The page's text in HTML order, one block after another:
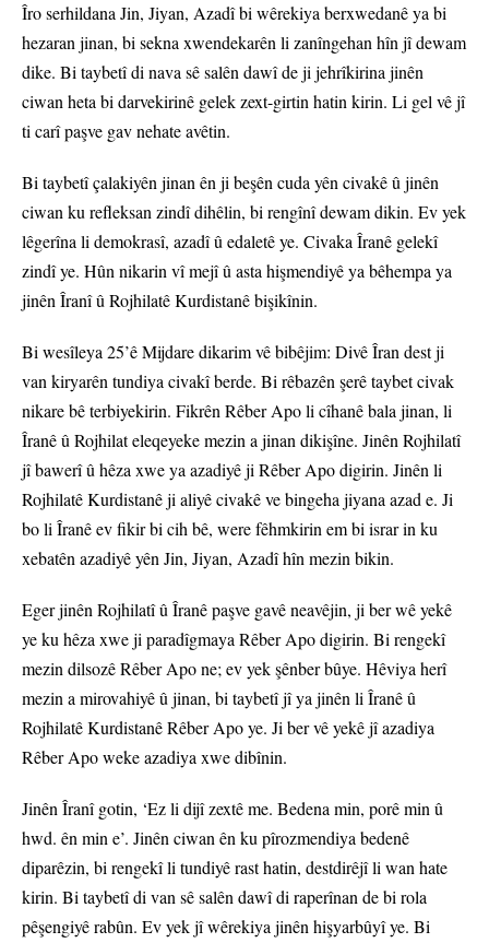
Îro serhildana Jin, Jiyan, Azadî bi wêrekiya berxwedanê ya bi
hezaran jinan, bi sekna xwendekarên li zanîngehan hîn jî dewam
dike. Bi taybetî di nava sê salên dawî de ji jehrîkirina jinên
ciwan heta bi darvekirinê gelek zext-girtin hatin kirin. Li gel vê jî
ti carî paşve gav nehate avêtin.
Bi taybetî çalakiyên jinan ên ji beşên cuda yên civakê û jinên
ciwan ku refleksan zindî dihêlin, bi rengînî dewam dikin. Ev yek
lêgerîna li demokrasî, azadî û edaletê ye. Civaka Îranê gelekî
zindî ye. Hûn nikarin vî mejî û asta hişmendiyê ya bêhempa ya
jinên Îranî û Rojhilatê Kurdistanê bişikînin.
Bi wesîleya 25’ê Mijdare dikarim vê bibêjim: Divê Îran dest ji
van kiryarên tundiya civakî berde. Bi rêbazên şerê taybet civak
nikare bê terbiyekirin. Fikrên Rêber Apo li cîhanê bala jinan, li
Îranê û Rojhilat eleqeyeke mezin a jinan dikişîne. Jinên Rojhilatî
jî bawerî û hêza xwe ya azadiyê ji Rêber Apo digirin. Jinên li
Rojhilatê Kurdistanê ji aliyê civakê ve bingeha jiyana azad e. Ji
bo li Îranê ev fikir bi cih bê, were fêhmkirin em bi israr in ku
xebatên azadiyê yên Jin, Jiyan, Azadî hîn mezin bikin.
Eger jinên Rojhilatî û Îranê paşve gavê neavêjin, ji ber wê yekê
ye ku hêza xwe ji paradîgmaya Rêber Apo digirin. Bi rengekî
mezin dilsozê Rêber Apo ne; ev yek şênber bûye. Hêviya herî
mezin a mirovahiyê û jinan, bi taybetî jî ya jinên li Îranê û
Rojhilatê Kurdistanê Rêber Apo ye. Ji ber vê yekê jî azadiya
Rêber Apo weke azadiya xwe dibînin.
Jinên Îranî gotin, ‘Ez li dijî zextê me. Bedena min, porê min û
hwd. ên min e’. Jinên ciwan ên ku pîrozmendiya bedenê
diparêzin, bi rengekî li tundiyê rast hatin, destdirêjî li wan hate
kirin. Bi taybetî di van sê salên dawî di raperînan de bi rola
pêşengiyê rabûn. Ev yek jî wêrekiya jinên hişyarbûyî ye. Bi